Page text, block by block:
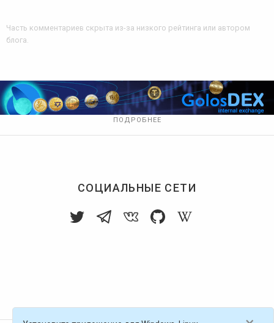
Часть комментариев скрыта из-за низкого рейтинга или автором
блога
ПОДРОБНЕЕ
СОЦИАЛЬНЫЕ СЕТИ